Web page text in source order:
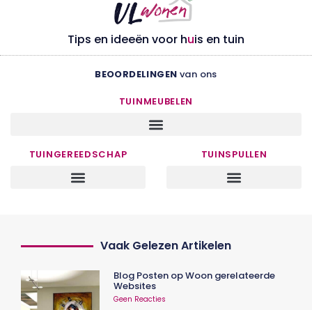
Tips en ideeën voor huis en tuin
BEOORDELINGEN van ons
TUINMEUBELEN
TUINGEREEDSCHAP TUINSPULLEN
Vaak Gelezen Artikelen
Blog Posten op Woon gerelateerde
Websites
Geen Reacties